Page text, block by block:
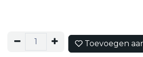
Toevoegen